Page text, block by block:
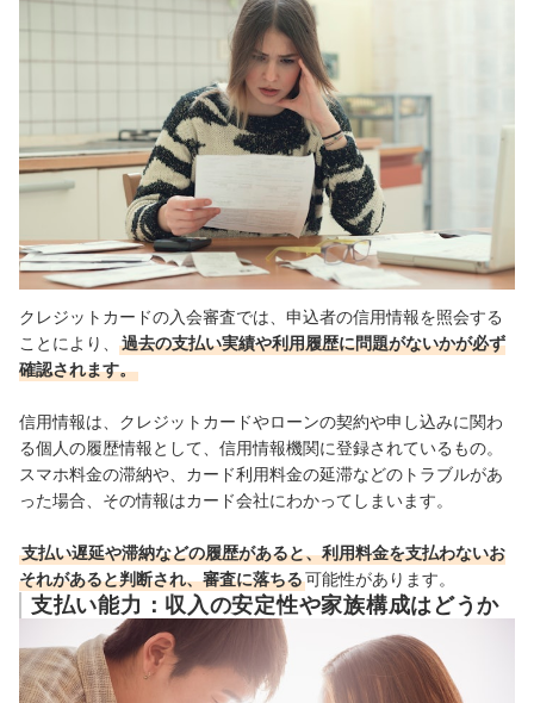
クレジットカードの入会審査では、申込者の信用情報を照会する
ことにより、
過去の支払い実績や利用履歴に問題がないかが必ず
確認されます。
信用情報は、クレジットカードやローンの契約や申し込みに関わ
る個人の履歴情報として、信用情報機関に登録されているもの。
スマホ料金の滞納や、カード利用料金の延滞などのトラブルがあ
った場合、その情報はカード会社にわかってしまいます。
支払い遅延や滞納などの履歴があると、利用料金を支払わないお
それがあると判断され、審査に落ちる可能性があります。
支払い能力：収入の安定性や家族構成はどうか